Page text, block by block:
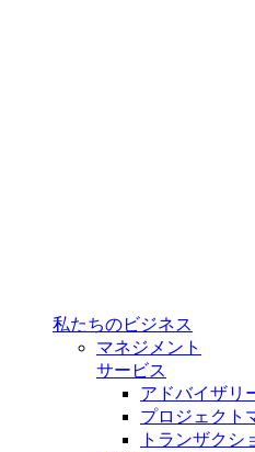
私たちのビジネス
マネジメント
サービス
アドバイザリ
プロジェクト
トランザクシ